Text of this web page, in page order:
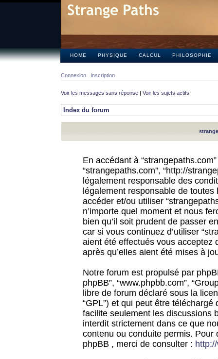
HOME PHYSIQUE CALCUL PHILOSOPHIE
Connexion Inscription
Voir les messages sans réponse | Voir les sujets actifs
Index du forum
En accédant à
“strangepaths.com”, “http://
légalement responsable des
légalement responsable de
accéder et/ou utiliser
n’importe quel moment et nous
bien qu’il soit prudent de passer
car si vous continuez d’utiliser
aient été effectués vous acceptez
après qu’elles aient été mises à
Notre forum est propulsé par
phpBB”, “www.phpbb.com”,
libre de forum déclaré sous la
“GPL”) et qui peut être téléchargé
facilite seulement les discussions
interdit strictement dans ce que
contenu ou conduite permis.
phpBB , merci de consulter :